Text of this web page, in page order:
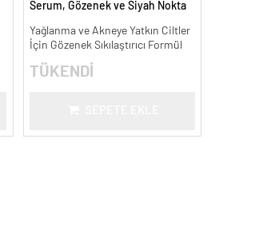
Serum, Gözenek ve Siyah Nokta
- 30 ml.
Yağlanma ve Akneye Yatkın Ciltler
İçin Gözenek Sıkılaştırıcı Formül
TÜKENDİ